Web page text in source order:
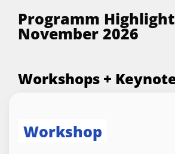
Programm
November 2026
Workshops +
Workshop